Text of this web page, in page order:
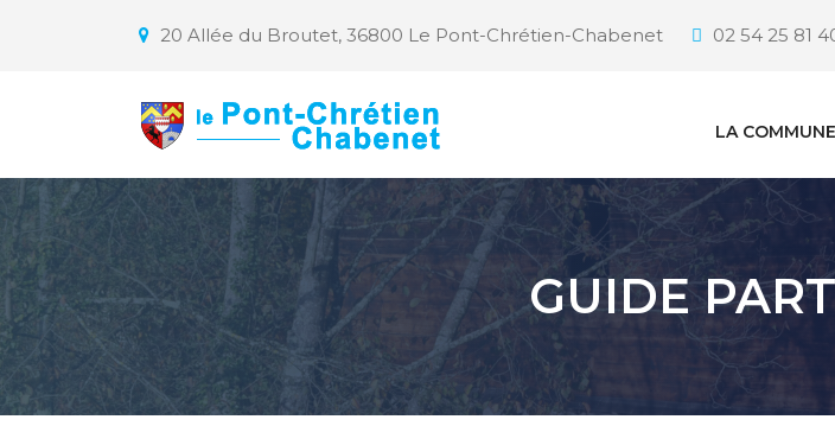
20 Allée du Broutet, 36800 Le Pont-Chrétien-Chabenet 02 54 25 81
LA COMMUNE
GUIDE